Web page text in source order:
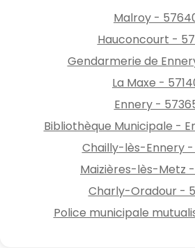
Malroy -
Hauconcourt -
Gendarmerie de
La Maxe -
Ennery -
Bibliothèque Municipale -
Chailly-lès-Ennery -
Maizières-lès-Metz
Charly-Oradour -
Police municipale